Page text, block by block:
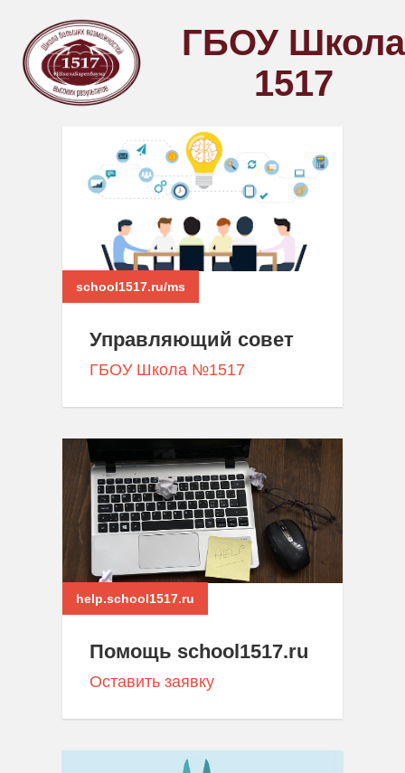
ГБОУ Школа
1517
school1517.ru/ms
Управляющий совет
ГБОУ Школа №1517
help.school1517.ru
Помощь school1517.ru
Оставить заявку